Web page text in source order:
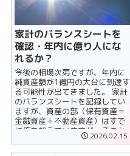
家計のバランスシートを
確認・年内に億り人にな
れるか？
今後の相場次第ですが、年内に
純資産額が1億円の大台に到達す
る可能性が出てきました。 家計
のバランスシートを記録してい
ますが、資産の部（保有資産＝
金融資産＋不動産資産）はすで
に億を超えていますが、そこか
ら負債の部（住宅ローン＋クレ
カ負債）を......
2026.02.15